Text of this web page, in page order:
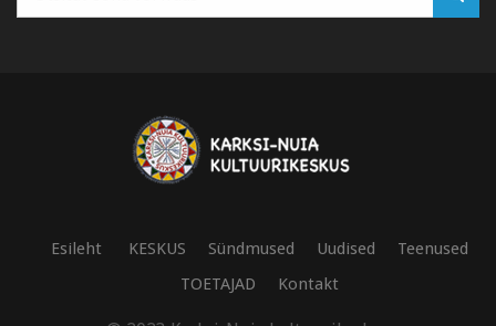
Esileht KESKUS Sündmused Uudised
Teenused
TOETAJAD
Kontakt